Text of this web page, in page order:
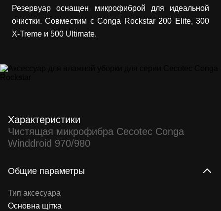
Резервуар оснащен микрофиброй для идеальной
очистки. Совместим с Conga Rockstar 200 Elite, 300
X-Treme и 500 Ultimate.
Характеристики
Чистящая микрофибра Cecotec Conga
Winddroid 970/980
Общие параметры
Тип аксесуара
Основна щітка